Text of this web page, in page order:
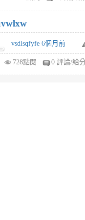
vsdlsqfyfe 6個月前
728點閱 0 評論/給